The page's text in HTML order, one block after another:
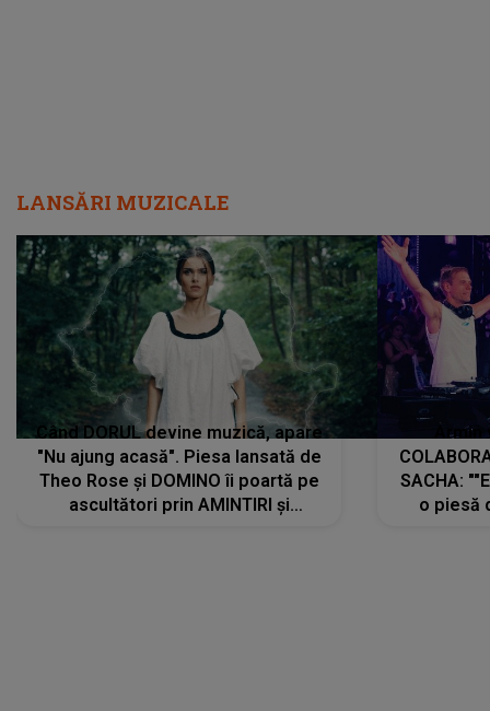
LANSĂRI MUZICALE
Când DORUL devine muzică, apare
"Nu ajung acasă". Piesa lansată de
Theo Rose și DOMINO îi poartă pe
ascultători prin AMINTIRI și
SACHA:
o piesă